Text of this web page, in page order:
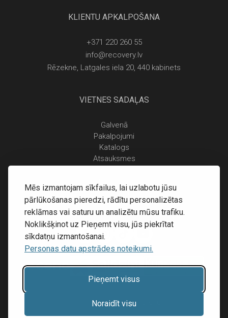
Mēs izmantojam sīkfailus, lai uzlabotu jūsu
pārlūkošanas pieredzi, rādītu personalizētas
reklāmas vai saturu un analizētu mūsu trafiku.
Noklikšķinot uz Pieņemt visu, jūs piekrītat
sīkdatņu izmantošanai.
Personas datu apstrādes noteikumi.
Pieņemt visus
Noraidīt visu
KLIENTU APKALPOŠANA
+371 220 260 55
info@recovery.lv
Rēzekne, Latgales iela 20, 440 kabinets
VIETNES SADAĻAS
Galvenā
Pakalpojumi
Katalogs
Atsauksmes
Piegāde un apmaksa
Atgriešanas noteikumi
Mājas lapu izstrāde:Inibrand